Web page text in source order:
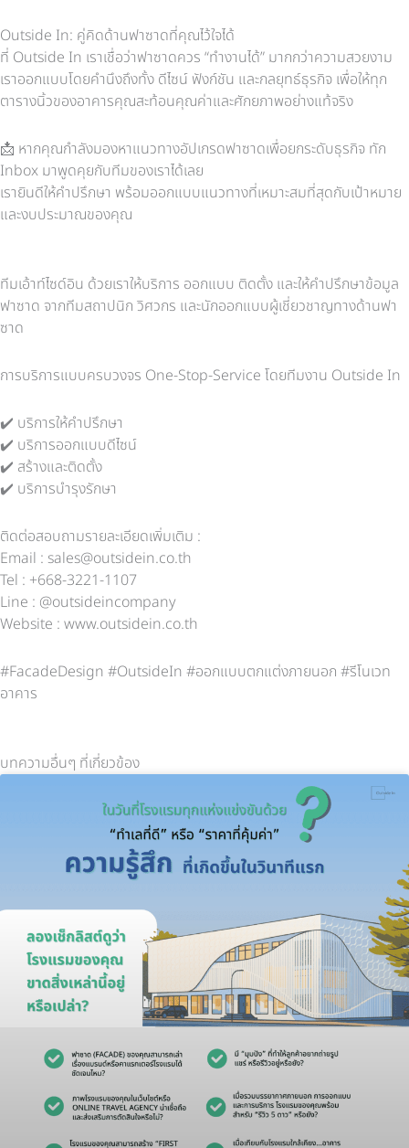
Outside In: คู่คิดด้านฟาซาดที่คุณไว้ใจได้
ที่ Outside In เราเชื่อว่าฟาซาดควร “ทำงานได้” มากกว่าความสวยงาม
เราออกแบบโดยคำนึงถึงทั้ง ดีไซน์ ฟังก์ชัน และกลยุทธ์ธุรกิจ เพื่อให้ทุก
ตารางนิ้วของอาคารคุณสะท้อนคุณค่าและศักยภาพอย่างแท้จริง
📩 หากคุณกำลังมองหาแนวทางอัปเกรดฟาซาดเพื่อยกระดับธุรกิจ ทัก
Inbox มาพูดคุยกับทีมของเราได้เลย
เรายินดีให้คำปรึกษา พร้อมออกแบบแนวทางที่เหมาะสมที่สุดกับเป้าหมาย
และงบประมาณของคุณ
ทีมเอ้าท์ไซด์อิน ด้วยเราให้บริการ ออกแบบ ติดตั้ง และให้คำปรึกษาข้อมูล
ฟาซาด จากทีมสถาปนิก วิศวกร และนักออกแบบผู้เชี่ยวชาญทางด้านฟา
ซาด
การบริการแบบครบวงจร One-Stop-Service โดยทีมงาน Outside In
✔️ บริการให้คำปรึกษา
✔️ บริการออกแบบดีไซน์
✔️ สร้างและติดตั้ง
✔️ บริการบำรุงรักษา
ติดต่อสอบถามรายละเอียดเพิ่มเติม :
Email : sales@outsidein.co.th
Tel : +668-3221-1107
Line : @outsideincompany
Website : www.outsidein.co.th
#FacadeDesign #OutsideIn #ออกแบบตกแต่งภายนอก #รีโนเวท
อาคาร
บทความอื่นๆ ที่เกี่ยวข้อง